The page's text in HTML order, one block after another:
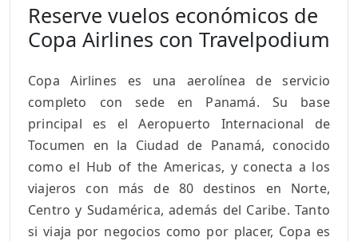
Reserve vuelos económicos de
Copa Airlines con Travelpodium
Copa Airlines es una aerolínea de servicio
completo con sede en Panamá. Su base
principal es el Aeropuerto Internacional de
Tocumen en la Ciudad de Panamá, conocido
como el Hub of the Americas, y conecta a los
viajeros con más de 80 destinos en Norte,
Centro y Sudamérica, además del Caribe. Tanto
si viaja por negocios como por placer, Copa es